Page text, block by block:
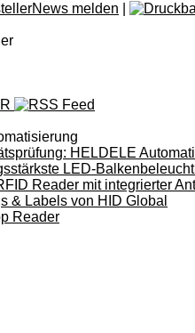
melden
HELDELE
LED-
Reader mit integrierter
& Labels von HID Global
Reader